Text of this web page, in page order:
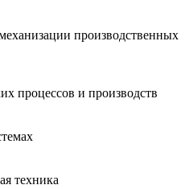
производственных
процессов и производств
техника